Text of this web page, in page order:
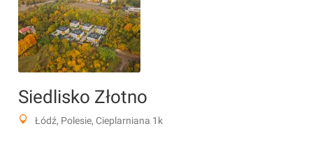
Siedlisko Złotno
Łódź, Polesie, Cieplarniana 1k